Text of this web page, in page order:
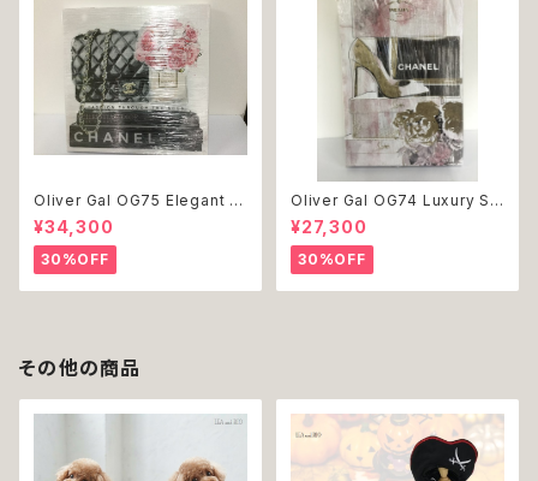
Oliver Gal OG75 Elegant E
ssentials Paris 絵 アート イ
ンテリア お祝い 贈り物 プレゼ
ント 結婚 新築 開店 周年 バー
スデイ 誕生日 ご褒美
¥34,300
30%OFF
Oliver Gal OG74 Luxury St
acked Shoes Rose Giftbo
x 絵 アート インテリア お祝い
贈り物 プレゼント 結婚 新築 開
店 周年 バースデイ 誕生日 ご褒
美
¥27,300
30%OFF
その他の商品